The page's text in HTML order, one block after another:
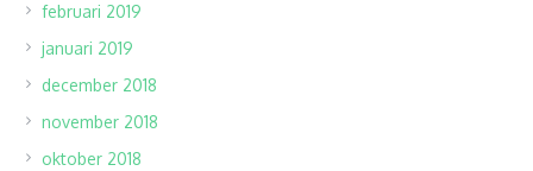
februari 2019
januari 2019
december 2018
november 2018
oktober 2018